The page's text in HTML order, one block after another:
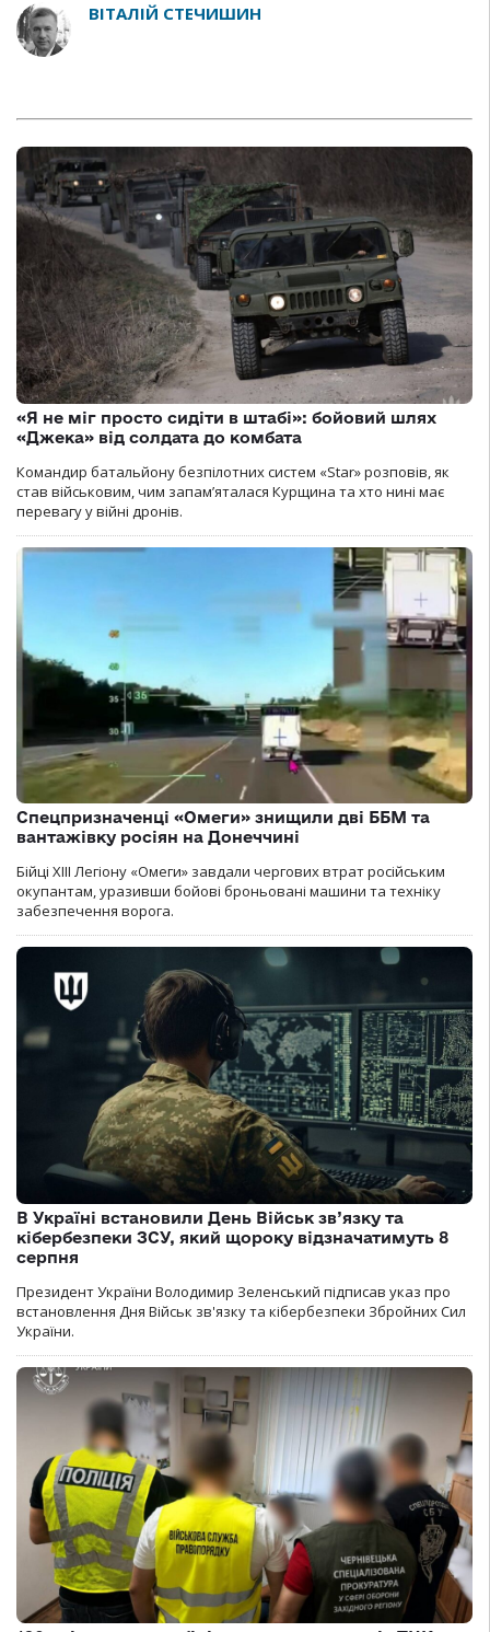
ВІТАЛІЙ СТЕЧИШИН
«Я не міг просто сидіти в штабі»: бойовий шлях
«Джека» від солдата до комбата
Командир батальйону безпілотних систем «Star» розповів, як
став військовим, чим запам’яталася Курщина та хто нині має
перевагу у війні дронів.
Спецпризначенці «Омеги» знищили дві ББМ та
вантажівку росіян на Донеччині
Бійці ХІІІ Легіону «Омеги» завдали чергових втрат російським
окупантам, уразивши бойові броньовані машини та техніку
забезпечення ворога.
В Україні встановили День Військ зв’язку та
кібербезпеки ЗСУ, який щороку відзначатимуть 8
серпня
Президент України Володимир Зеленський підписав указ про
встановлення Дня Військ зв'язку та кібербезпеки Збройних Сил
України.